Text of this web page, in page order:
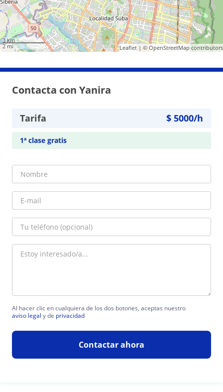
3 km
2 mi
Leaflet| ©OpenStreetMap contributors
Contacta con Yanira
Tarifa $ 5000/h
1ª clase gratis
Al hacer clic en cualquiera de los dos botones, aceptas nuestro
aviso legal y de privacidad
Contactar ahora